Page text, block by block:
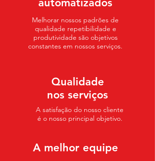
automatizados
Melhorar nossos padrões de
qualidade repetibilidade e
produtividade são objetivos
constantes em nossos serviços.
Qualidade
nos serviços
A satisfação do nosso cliente
é o nosso principal objetivo.
A melhor equipe